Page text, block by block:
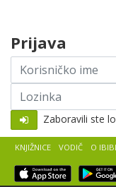
KNJIŽNICE VODIČ O
Prijava
Korisničko
ime
Lozinka
Zaboravili ste